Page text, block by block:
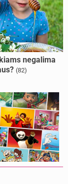
negalima
(82)